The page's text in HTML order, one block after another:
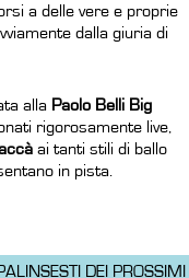
a delle vere e proprie
dalla giuria di
alla Paolo Belli Big
rigorosamente live,
ai tanti stili di ballo
in pista.
DEI PROSSIMI